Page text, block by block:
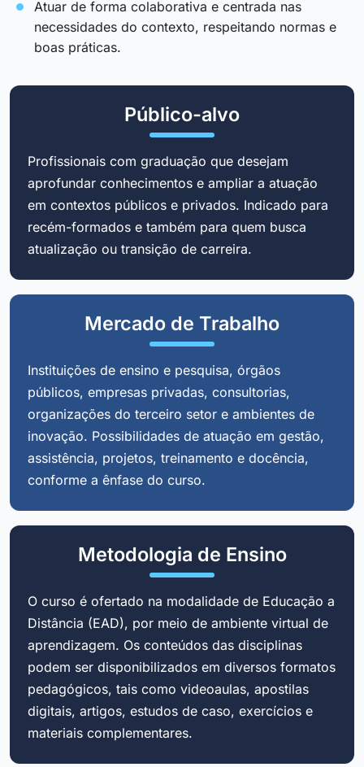
Atuar de forma colaborativa e centrada nas
necessidades do contexto, respeitando normas e
boas práticas.
Público-alvo
Profissionais com graduação que desejam
aprofundar conhecimentos e ampliar a atuação
em contextos públicos e privados. Indicado para
recém-formados e também para quem busca
atualização ou transição de carreira.
Mercado de Trabalho
Instituições de ensino e pesquisa, órgãos
públicos, empresas privadas, consultorias,
organizações do terceiro setor e ambientes de
inovação. Possibilidades de atuação em gestão,
assistência, projetos, treinamento e docência,
conforme a ênfase do curso.
Metodologia de Ensino
O curso é ofertado na modalidade de Educação a
Distância (EAD), por meio de ambiente virtual de
aprendizagem. Os conteúdos das disciplinas
podem ser disponibilizados em diversos formatos
pedagógicos, tais como videoaulas, apostilas
digitais, artigos, estudos de caso, exercícios e
materiais complementares.